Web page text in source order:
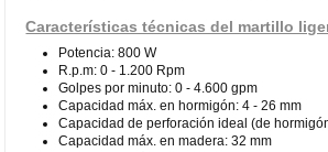
Características técnicas del martillo
Potencia: 800 W
R.p.m: 0 - 1.200 Rpm
Golpes por minuto: 0 - 4.600 gpm
Capacidad máx. en hormigón: 4 - 26 mm
Capacidad de perforación ideal (de
Capacidad máx. en madera: 32 mm